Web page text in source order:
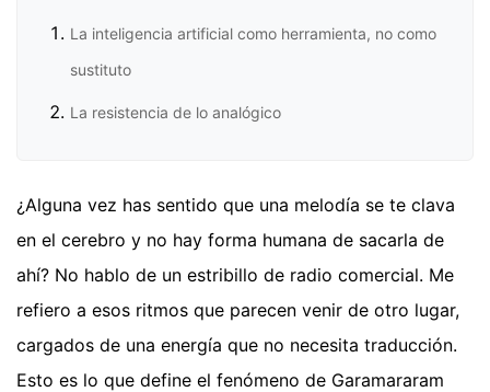
La inteligencia artificial como herramienta, no como
sustituto
La resistencia de lo analógico
¿Alguna vez has sentido que una melodía se te clava
en el cerebro y no hay forma humana de sacarla de
ahí? No hablo de un estribillo de radio comercial. Me
refiero a esos ritmos que parecen venir de otro lugar,
cargados de una energía que no necesita traducción.
Esto es lo que define el fenómeno de Garamararam